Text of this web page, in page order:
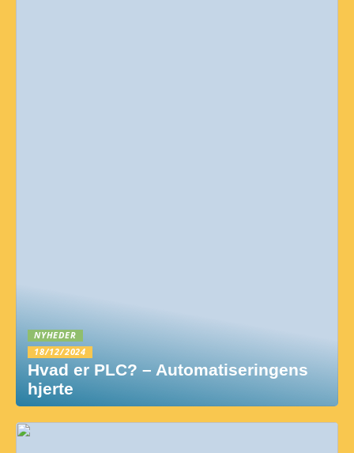
NYHEDER
18/12/2024
Hvad er PLC? – Automatiseringens
hjerte